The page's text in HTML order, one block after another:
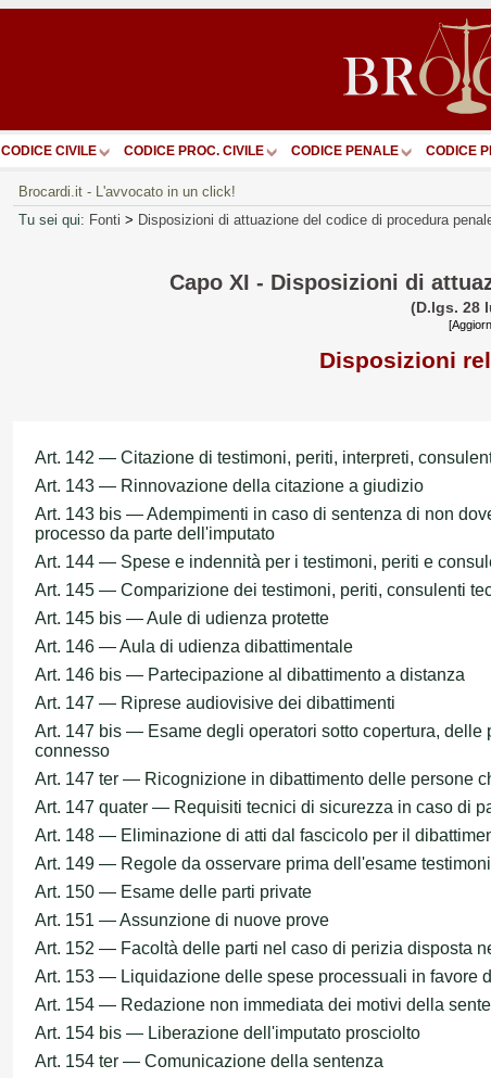
CODICE CIVILE CODICE PROC. CIVILE CODICE PENALE CODICE
Brocardi.it - L'avvocato in un click!
Tu sei qui: Fonti > Disposizioni di attuazione del codice di procedura
Capo XI - Disposizioni di
(D.lgs. 28
Disposizioni
Art. 142 — Citazione di testimoni, periti, interpreti,
Art. 143 — Rinnovazione della citazione a giudizio
Art. 143 bis — Adempimenti in caso di sentenza di non
processo da parte dell'imputato
Art. 144 — Spese e indennità per i testimoni, periti e
Art. 145 — Comparizione dei testimoni, periti, consulenti
Art. 145 bis — Aule di udienza protette
Art. 146 — Aula di udienza dibattimentale
Art. 146 bis — Partecipazione al dibattimento a distanza
Art. 147 — Riprese audiovisive dei dibattimenti
Art. 147 bis — Esame degli operatori sotto copertura,
connesso
Art. 147 ter — Ricognizione in dibattimento delle persone
Art. 147 quater — Requisiti tecnici di sicurezza in caso di
Art. 148 — Eliminazione di atti dal fascicolo per il
Art. 149 — Regole da osservare prima dell'esame
Art. 150 — Esame delle parti private
Art. 151 — Assunzione di nuove prove
Art. 152 — Facoltà delle parti nel caso di perizia disposta
Art. 153 — Liquidazione delle spese processuali in favore
Art. 154 — Redazione non immediata dei motivi della
Art. 154 bis — Liberazione dell'imputato prosciolto
Art. 154 ter — Comunicazione della sentenza